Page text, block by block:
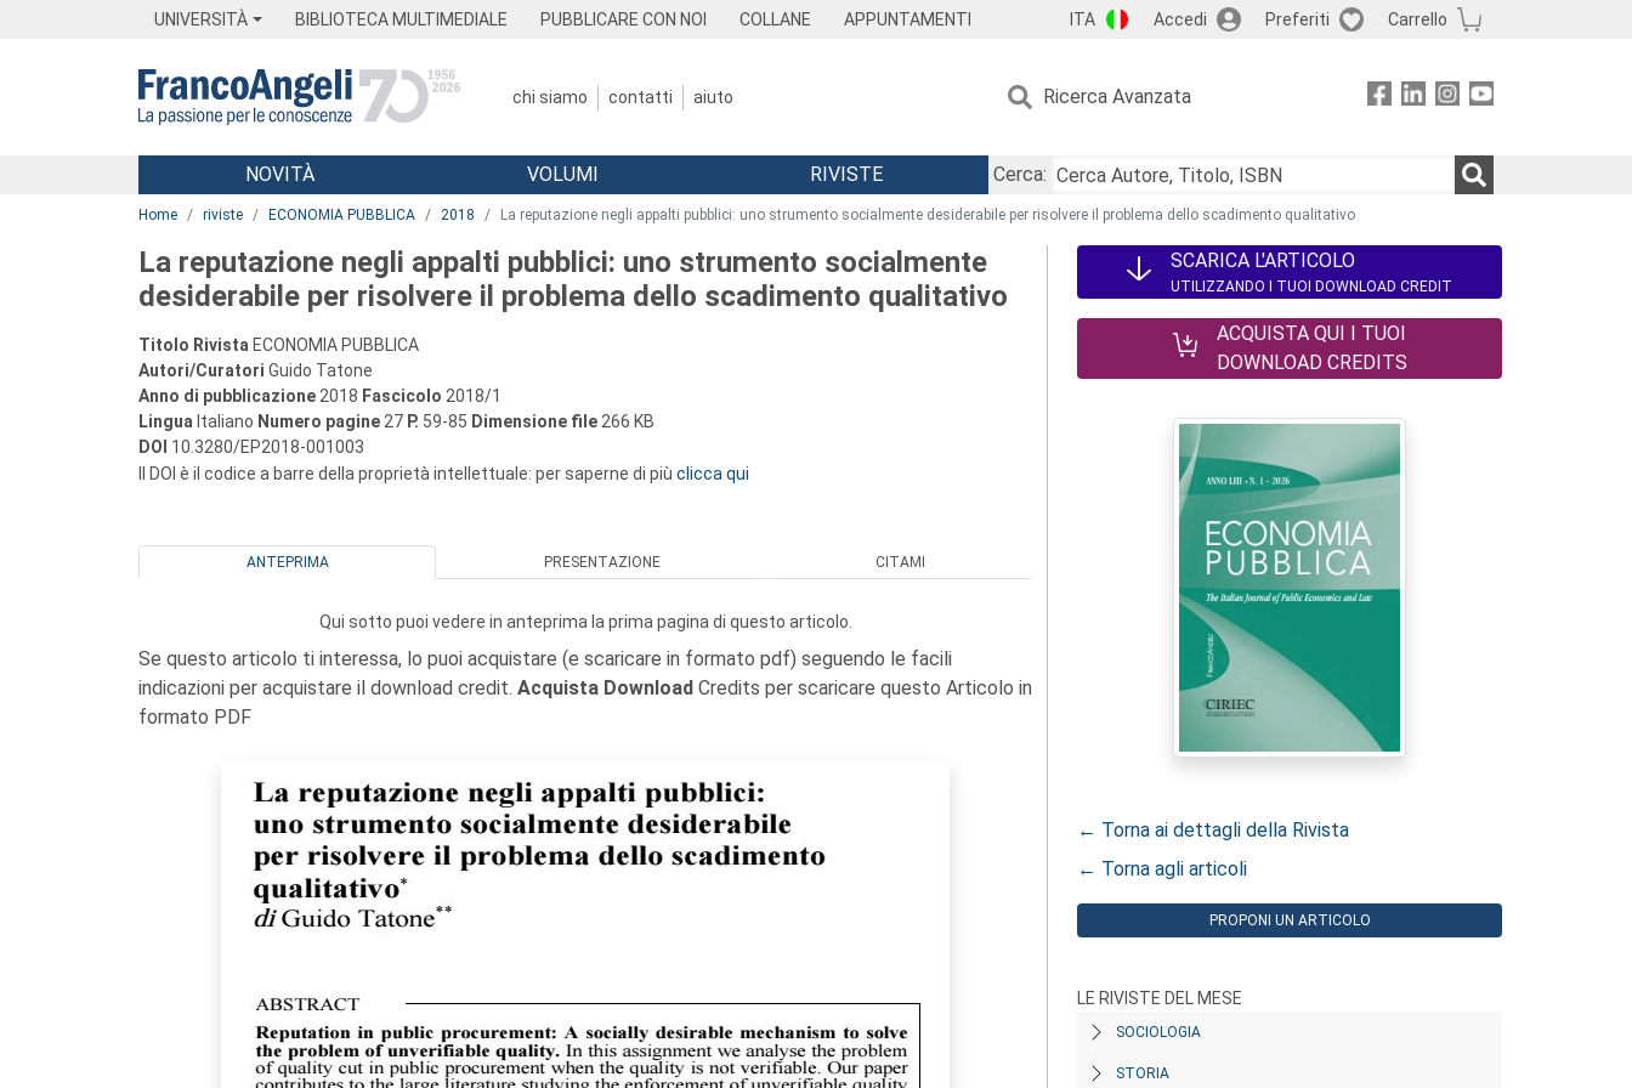
UNIVERSITÀ BIBLIOTECA MULTIMEDIALE PUBBLICARE CON NOI COLLANE APPUNTAMENTI ITA Accedi Preferiti Carrello
chi siamo contatti aiuto Ricerca Avanzata
Menu
NOVITÀ VOLUMI RIVISTE
Cerca:
Home riviste ECONOMIA PUBBLICA 2018 La reputazione negli appalti pubblici: uno strumento socialmente desiderabile per risolvere il problema dello scadimento qualitativo
La reputazione negli appalti pubblici: uno strumento socialmente
desiderabile per risolvere il problema dello scadimento qualitativo
Titolo Rivista ECONOMIA PUBBLICA
Autori/Curatori Guido Tatone
Anno di pubblicazione 2018 Fascicolo 2018/1
Lingua Italiano Numero pagine 27 P. 59-85 Dimensione file 266 KB
DOI 10.3280/EP2018-001003
Il DOI è il codice a barre della proprietà intellettuale: per saperne di più clicca qui
ANTEPRIMA PRESENTAZIONE CITAMI
Qui sotto puoi vedere in anteprima la prima pagina di questo articolo.
Se questo articolo ti interessa, lo puoi acquistare (e scaricare in formato pdf) seguendo le facili
indicazioni per acquistare il download credit. Acquista Download Credits per scaricare questo Articolo in
formato PDF
SCARICA L'ARTICOLO
UTILIZZANDO I TUOI DOWNLOAD CREDIT
ACQUISTA QUI I TUOI
DOWNLOAD CREDITS
← Torna ai dettagli della Rivista
← Torna agli articoli
PROPONI UN ARTICOLO
LE RIVISTE DEL MESE
SOCIOLOGIA
STORIA